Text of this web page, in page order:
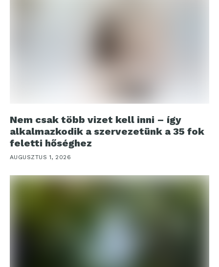
Nem csak több vizet kell inni – így
alkalmazkodik a szervezetünk a 35 fok
feletti hőséghez
AUGUSZTUS 1, 2026